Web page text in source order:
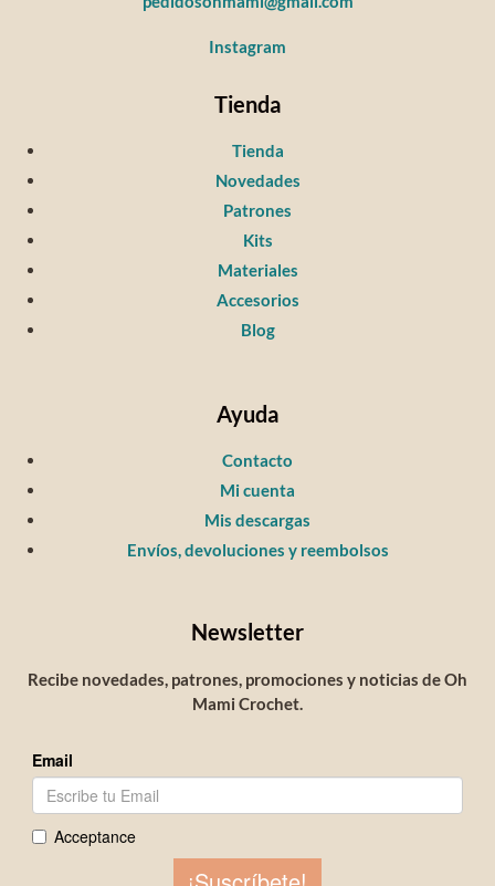
Instagram
Tienda
Tienda
Novedades
Patrones
Kits
Materiales
Accesorios
Blog
Ayuda
Contacto
Mi cuenta
Mis descargas
Envíos, devoluciones y reembolsos
Newsletter
Recibe novedades, patrones, promociones y noticias de Oh
Mami Crochet.